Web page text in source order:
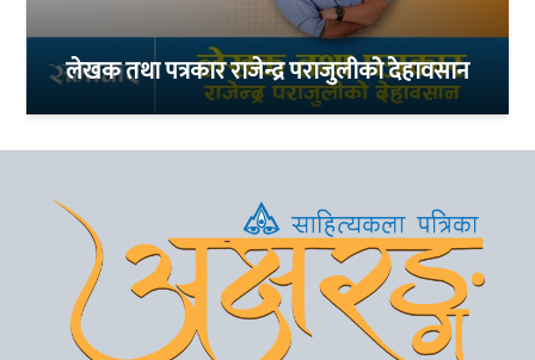
लेखक तथा पत्रकार राजेन्द्र पराजुलीको देहावसान